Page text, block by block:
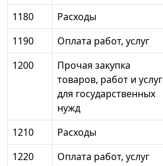
1180 Расходы
1190
Оплата работ, услуг
1200
Прочая закупка
товаров, работ и услуг
для государственных
нужд
1210 Расходы
1220
Оплата работ, услуг